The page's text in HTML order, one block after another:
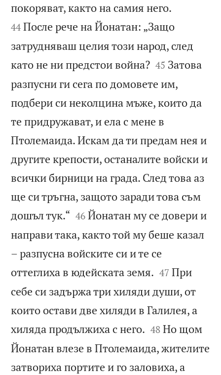
покоряват, както на самия него.
44 После рече на Йонатан: „Защо
затрудняваш целия този народ, след
като не ни предстои война?
45 Затова
разпусни ги сега по домовете им,
подбери си неколцина мъже, които да
те придружават, и ела с мене в
Птолемаида. Искам да ти предам нея и
другите крепости, останалите войски и
всички бирници на града. След това аз
ще си тръгна, защото заради това съм
дошъл тук.“ 

46 Йонатан му се довери и
направи така, както той му беше казал
– разпусна войските си и те се
оттеглиха в юдейската земя. 

47 При
себе си задържа три хиляди души, от
които остави две хиляди в Галилея, а
хиляда продължиха с него. 

48 Но щом
Йонатан влезе в Птолемаида, жителите
затвориха портите и го заловиха, а